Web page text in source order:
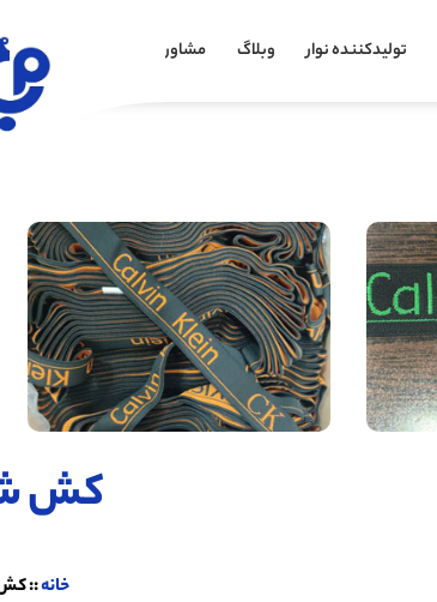
تولیدکننده نوار وبلاگ مشاوره خرید
کش
خانه::